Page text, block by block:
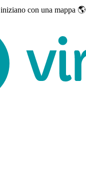
iniziano con una mappa 🌎